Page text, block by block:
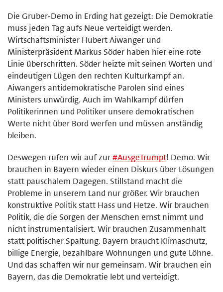
Die Gruber-Demo in Erding hat gezeigt: Die Demokratie
muss jeden Tag aufs Neue verteidigt werden.
Wirtschaftsminister Hubert Aiwanger und
Ministerpräsident Markus Söder haben hier eine rote
Linie überschritten. Söder heizte mit seinen Worten und
eindeutigen Lügen den rechten Kulturkampf an.
Aiwangers antidemokratische Parolen sind eines
Ministers unwürdig. Auch im Wahlkampf dürfen
Politikerinnen und Politiker unsere demokratischen
Werte nicht über Bord werfen und müssen anständig
bleiben.
Deswegen rufen wir auf zur#AusgeTrumpt! Demo. Wir
brauchen in Bayern wieder einen Diskurs über Lösungen
statt pauschalem Dagegen. Stillstand macht die
Probleme in unserem Land nur größer. Wir brauchen
konstruktive Politik statt Hass und Hetze. Wir brauchen
Politik, die die Sorgen der Menschen ernst nimmt und
nicht instrumentalisiert. Wir brauchen Zusammenhalt
statt politischer Spaltung. Bayern braucht Klimaschutz,
billige Energie, bezahlbare Wohnungen und gute Löhne.
Und das schaffen wir nur gemeinsam. Wir brauchen ein
Bayern, das die Demokratie lebt und verteidigt.